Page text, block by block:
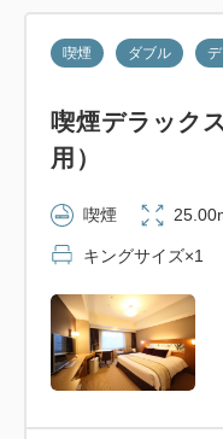
喫煙 ダブル
喫煙デラック
用）
喫煙
キングサイズ×1